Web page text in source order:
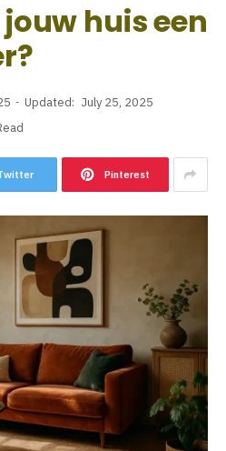
huis een
Updated: July 25, 2025
Pinterest